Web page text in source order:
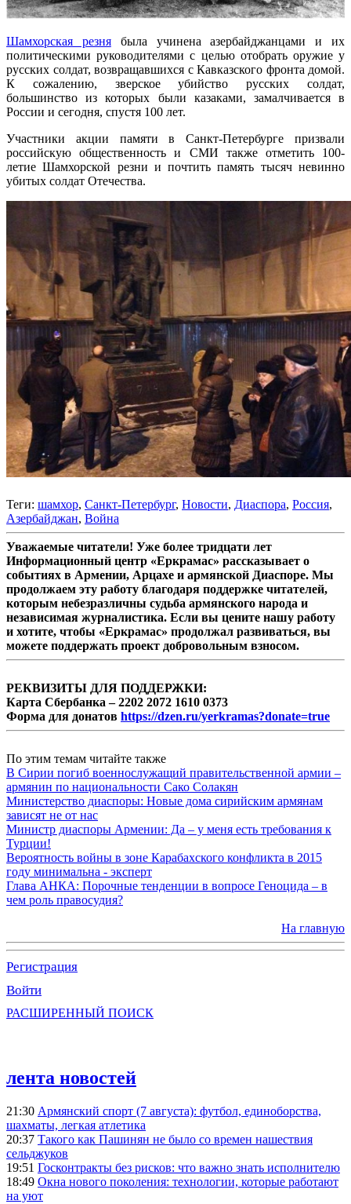
Шамхорская резнябыла учинена азербайджанцами и их
политическими руководителями с целью отобрать оружие у
русских солдат, возвращавшихся с Кавказского фронта домой.
К сожалению, зверское убийство русских солдат,
большинство из которых были казаками, замалчивается в
России и сегодня, спустя 100 лет.
Участники акции памяти в Санкт-Петербурге призвали
российскую общественность и СМИ также отметить 100-
летие Шамхорской резни и почтить память тысяч невинно
убитых солдат Отечества.
Теги: шамхор, Санкт-Петербург, Новости, Диаспора, Россия,
Азербайджан, Война
Уважаемые читатели! Уже более тридцати лет
Информационный центр «Еркрамас» рассказывает о
событиях в Армении, Арцахе и армянской Диаспоре. Мы
продолжаем эту работу благодаря поддержке читателей,
которым небезразличны судьба армянского народа и
независимая журналистика. Если вы цените нашу работу
и хотите, чтобы «Еркрамас» продолжал развиваться, вы
можете поддержать проект добровольным взносом.
РЕКВИЗИТЫ ДЛЯ ПОДДЕРЖКИ:
Карта Сбербанка – 2202 2072 1610 0373
Форма для донатов https://dzen.ru/yerkramas?donate=true
По этим темам читайте также
В Сирии погиб военнослужащий правительственной армии –
армянин по национальности Сако Солакян
Министерство диаспоры: Новые дома сирийским армянам
зависят не от нас
Министр диаспоры Армении: Да – у меня есть требования к
Турции!
Вероятность войны в зоне Карабахского конфликта в 2015
году минимальна - эксперт
Глава АНКА: Порочные тенденции в вопросе Геноцида – в
чем роль правосудия?
На главную
Регистрация
Войти
РАСШИРЕННЫЙ ПОИСК
лента новостей
21:30 Армянский спорт (7 августа): футбол, единоборства,
шахматы, легкая атлетика
20:37 Такого как Пашинян не было со времен нашествия
сельджуков
19:51 Госконтракты без рисков: что важно знать исполнителю
18:49 Окна нового поколения: технологии, которые работают
на уют